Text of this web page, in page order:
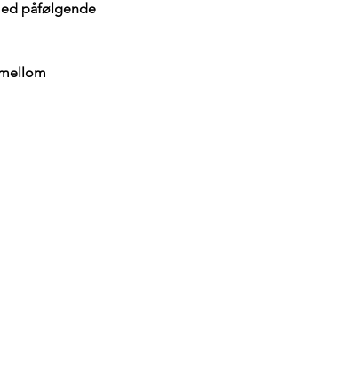
påfølgende